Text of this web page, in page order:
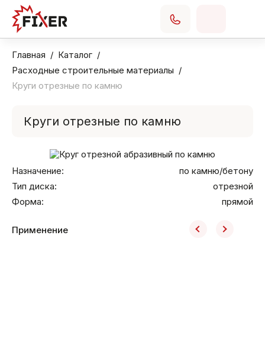
Главная
Каталог
Расходные строительные материалы
Круги отрезные по камню
Круги отрезные по камню
Назначение:
по камню/бетону
Тип диска:
отрезной
Форма:
прямой
Применение